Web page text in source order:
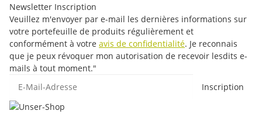
Newsletter Inscription
Veuillez m'envoyer par e-mail les dernières informations sur
votre portefeuille de produits régulièrement et
conformément à votre avis de confidentialité. Je reconnais
que je peux révoquer mon autorisation de recevoir lesdits e-
mails à tout moment."
Inscription